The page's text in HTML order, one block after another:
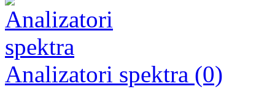
Analizatori spektra (0)